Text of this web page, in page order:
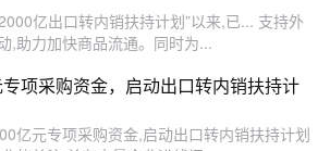
亿出口转内销扶持计划”以来,已... 支持外
,助力加快商品流通。同时为...
项采购资金，启动出口转内销扶持计
亿元专项采购资金,启动出口转内销扶持计划